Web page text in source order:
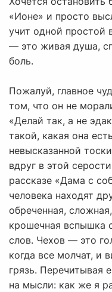
«Ионе» и просто
учит одной простой
— это живая душа,
боль.
Пожалуй, главное
том, что он не
«Делай так, а не
такой, какая она
невысказанной
вдруг в этой
рассказе «Дама с
человека находят
обреченная,
крошечная вспышка
слов. Чехов — это
когда все молчат, и
грязь. Перечитывая
на мысли: как же я